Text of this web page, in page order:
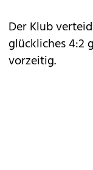
Der Klub
glückliches 4:2
vorzeitig.